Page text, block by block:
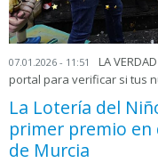
07.01.2026 - 11:51
LA
portal para verificar si tus
La Lotería del
primer premio en
de Murcia